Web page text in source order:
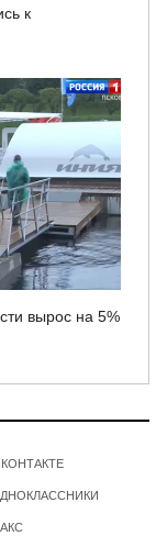
к
вырос на 5%
КОНТАКТЕ